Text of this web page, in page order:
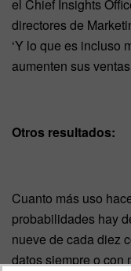
el Chief Insights
directores de
‘Y lo que es incluso
aumenten sus
Otros resultados:
Cuanto más uso
probabilidades hay
nueve de cada diez
datos siempre o con